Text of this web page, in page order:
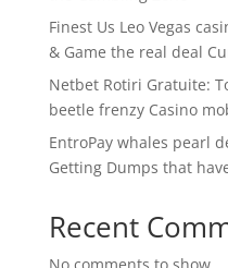
Finest Us Leo Vegas
& Game the real deal
Netbet Rotiri Gratuite:
beetle frenzy Casino
EntroPay whales pearl
Getting Dumps that
Recent